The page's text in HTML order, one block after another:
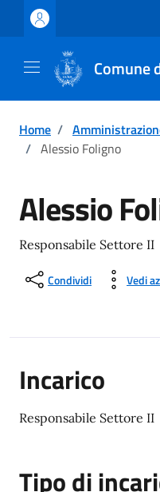
Vai ai contenuti
Vai al footer
Comune
Home /
/ Alessio Foligno
Alessio
Responsabile Settore II
Condividi Vedi
Incarico
Responsabile Settore II
Tipo di